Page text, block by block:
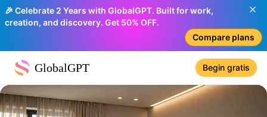
🎉 Celebrate 2 Years with GlobalGPT. Built for work,
creation, and discovery. Get 50% OFF.
Compare plans
GlobalGPT Begin gratis